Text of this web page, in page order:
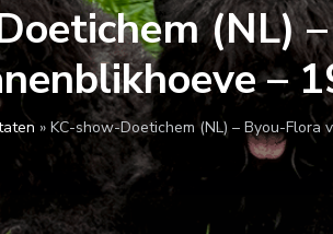
(NL)
–
» KC-show-Doetichem (NL) – Byou-Flora